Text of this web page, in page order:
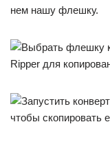
нем нашу флешку.